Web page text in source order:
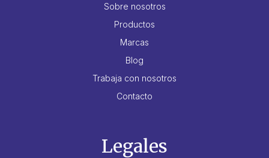
Sobre nosotros
Productos
Marcas
Blog
Trabaja con nosotros
Contacto
Legales